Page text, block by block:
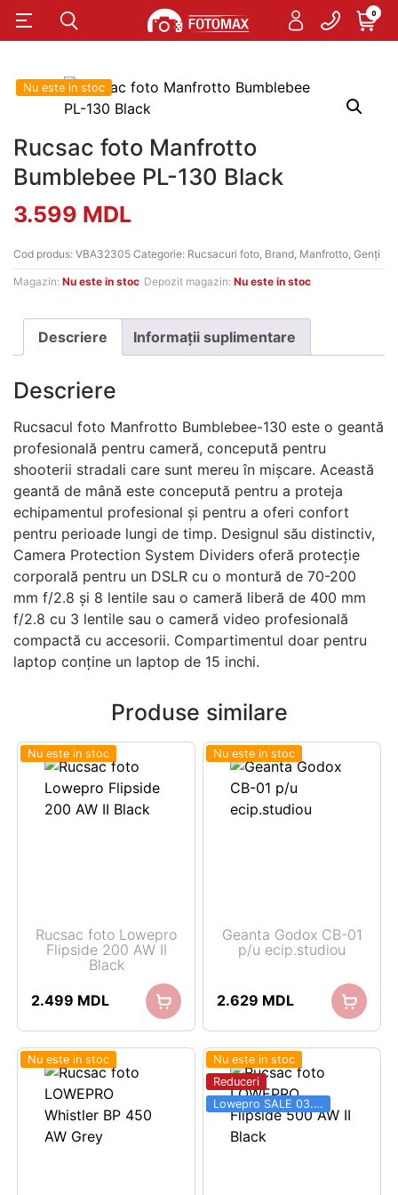
0
Nu este in stoc
Rucsac foto Manfrotto
Bumblebee PL-130 Black
3.599 MDL
Cod produs: VBA32305 Categorie: Rucsacuri foto, Brand, Manfrotto, Genți
Magazin: Nu este in stoc Depozit magazin: Nu este in stoc
Descriere Informații suplimentare
Descriere
Rucsacul foto Manfrotto Bumblebee-130 este o geantă
profesională pentru cameră, concepută pentru
shooterii stradali care sunt mereu în mișcare. Această
geantă de mână este concepută pentru a proteja
echipamentul profesional și pentru a oferi confort
pentru perioade lungi de timp. Designul său distinctiv,
Camera Protection System Dividers oferă protecție
corporală pentru un DSLR cu o montură de 70-200
mm f/2.8 și 8 lentile sau o cameră liberă de 400 mm
f/2.8 cu 3 lentile sau o cameră video profesională
compactă cu accesorii. Compartimentul doar pentru
laptop conține un laptop de 15 inchi.
Produse similare
Nu este in stoc
Rucsac foto Lowepro
Flipside 200 AW II
Black
2.499 MDL
Nu este in stoc
Geanta Godox CB-01
p/u ecip.studiou
2.629 MDL
Nu este in stoc
Nu este in stoc
Reduceri
Lowepro SALE 03.06 - 31.08